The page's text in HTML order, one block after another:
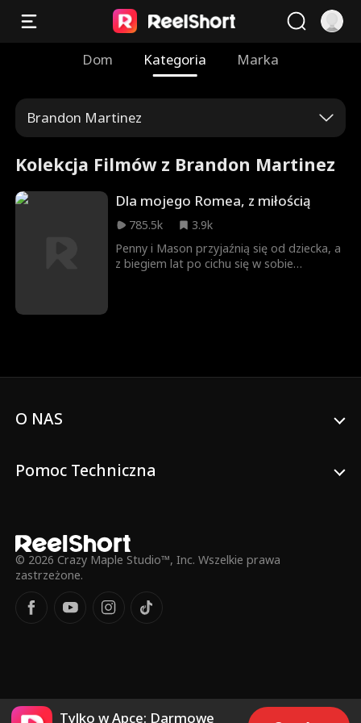
Dom Kategoria Marka
Brandon Martinez
Kolekcja Filmów z Brandon Martinez
Dla mojego Romea, z miłością
785.5k
3.9k
Penny i Mason przyjaźnią się od dziecka, a
z biegiem lat po cichu się w sobie
O NAS
Pomoc Techniczna
© 2026 Crazy Maple Studio™, Inc. Wszelkie prawa
zastrzeżone.
Tylko w Apce: Darmowe